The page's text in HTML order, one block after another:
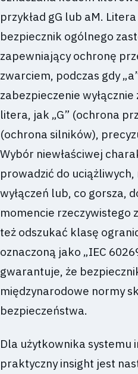
przykład gG lub aM.
bezpiecznik ogólnego
zapewniający ochronę
zwarciem, podczas gdy
zabezpieczenie
litera, jak „G” (ochrona
(ochrona silników),
Wybór niewłaściwej
prowadzić do uciążliwych,
wyłączeń lub, co gorsza,
momencie rzeczywistego
też odszukać klasę
oznaczoną jako „IEC
gwarantuje, że
międzynarodowe normy
bezpieczeństwa.
Dla użytkownika systemu
praktyczny insight jest